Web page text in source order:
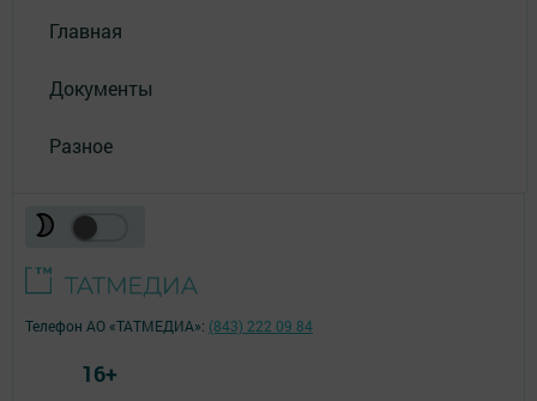
Главная
Документы
Разное
Телефон АО «ТАТМЕДИА»: (843) 222 09 84
16+